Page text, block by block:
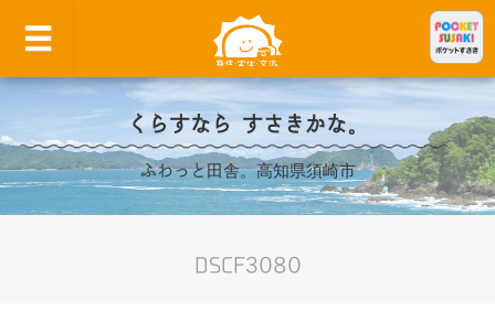
くらすなら すさきかな。
ふわっと田舎。高知県須崎市
DSCF3080